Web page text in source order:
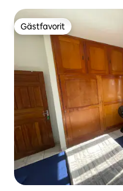
Gästfavorit
Gästfavorit